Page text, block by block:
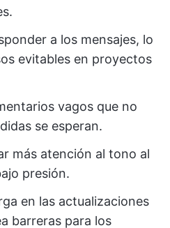
a los mensajes, lo
evitables en proyectos
vagos que no
se esperan.
más atención al tono al
presión.
en las actualizaciones
barreras para los